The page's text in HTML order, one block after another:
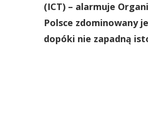
(ICT) – alarmuje
Polsce zdominowany
dopóki nie zapadną